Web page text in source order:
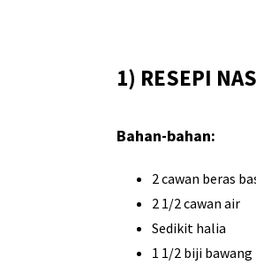
1) RESEPI
Bahan-bahan:
2 cawan beras
2 1/2 cawan air
Sedikit halia
1 1/2 biji